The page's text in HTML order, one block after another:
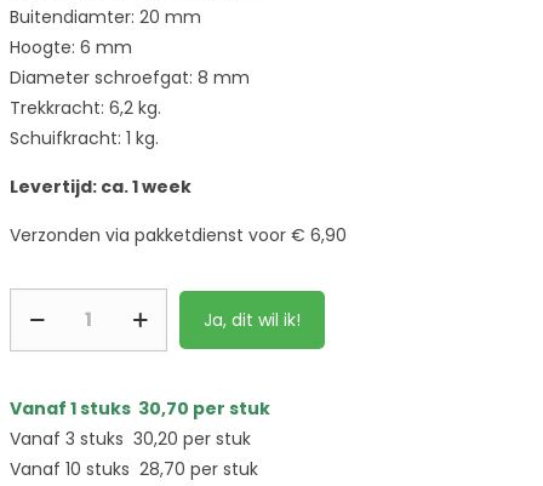
Buitendiamter: 20 mm
Hoogte: 6 mm
Diameter schroefgat: 8 mm
Trekkracht: 6,2 kg.
Schuifkracht: 1 kg.
Levertijd: ca. 1 week
Verzonden via pakketdienst voor € 6,90
Ja, dit wil ik!
Vanaf 1 stuks 30,70 per stuk
Vanaf 3 stuks 30,20 per stuk
Vanaf 10 stuks 28,70 per stuk